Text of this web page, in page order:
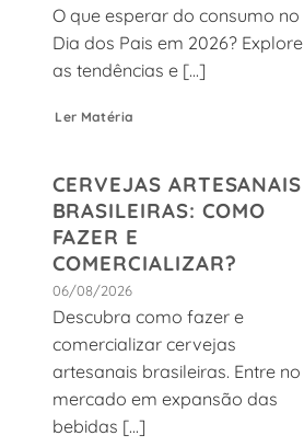
O que esperar do consumo no
Dia dos Pais em 2026? Explore
as tendências e [...]
Ler Matéria
CERVEJAS ARTESANAIS
BRASILEIRAS: COMO
FAZER E
COMERCIALIZAR?
06/08/2026
Descubra como fazer e
comercializar cervejas
artesanais brasileiras. Entre no
mercado em expansão das
bebidas [...]